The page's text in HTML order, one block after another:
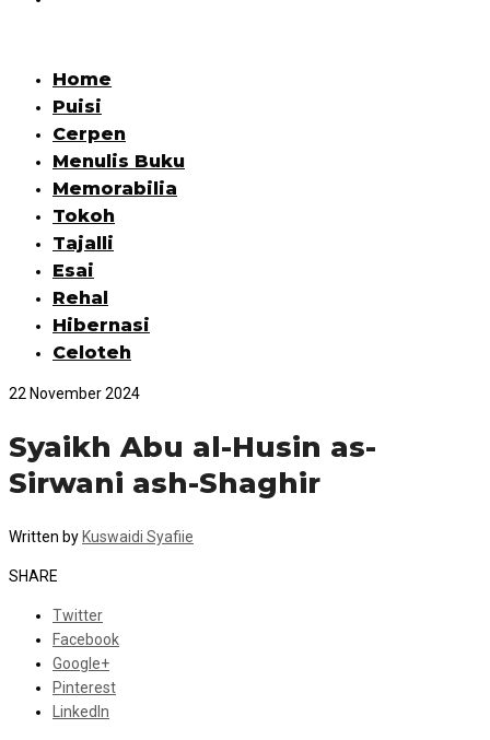
Home
Puisi
Cerpen
Menulis Buku
Memorabilia
Tokoh
Tajalli
Esai
Rehal
Hibernasi
Celoteh
22 November 2024
Syaikh Abu al-Husin as-
Sirwani ash-Shaghir
Written by Kuswaidi Syafiie
SHARE
Twitter
Facebook
Google+
Pinterest
LinkedIn